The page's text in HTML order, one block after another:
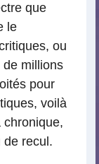
que
le
ou
de millions
pour
voilà
chronique,
de recul.